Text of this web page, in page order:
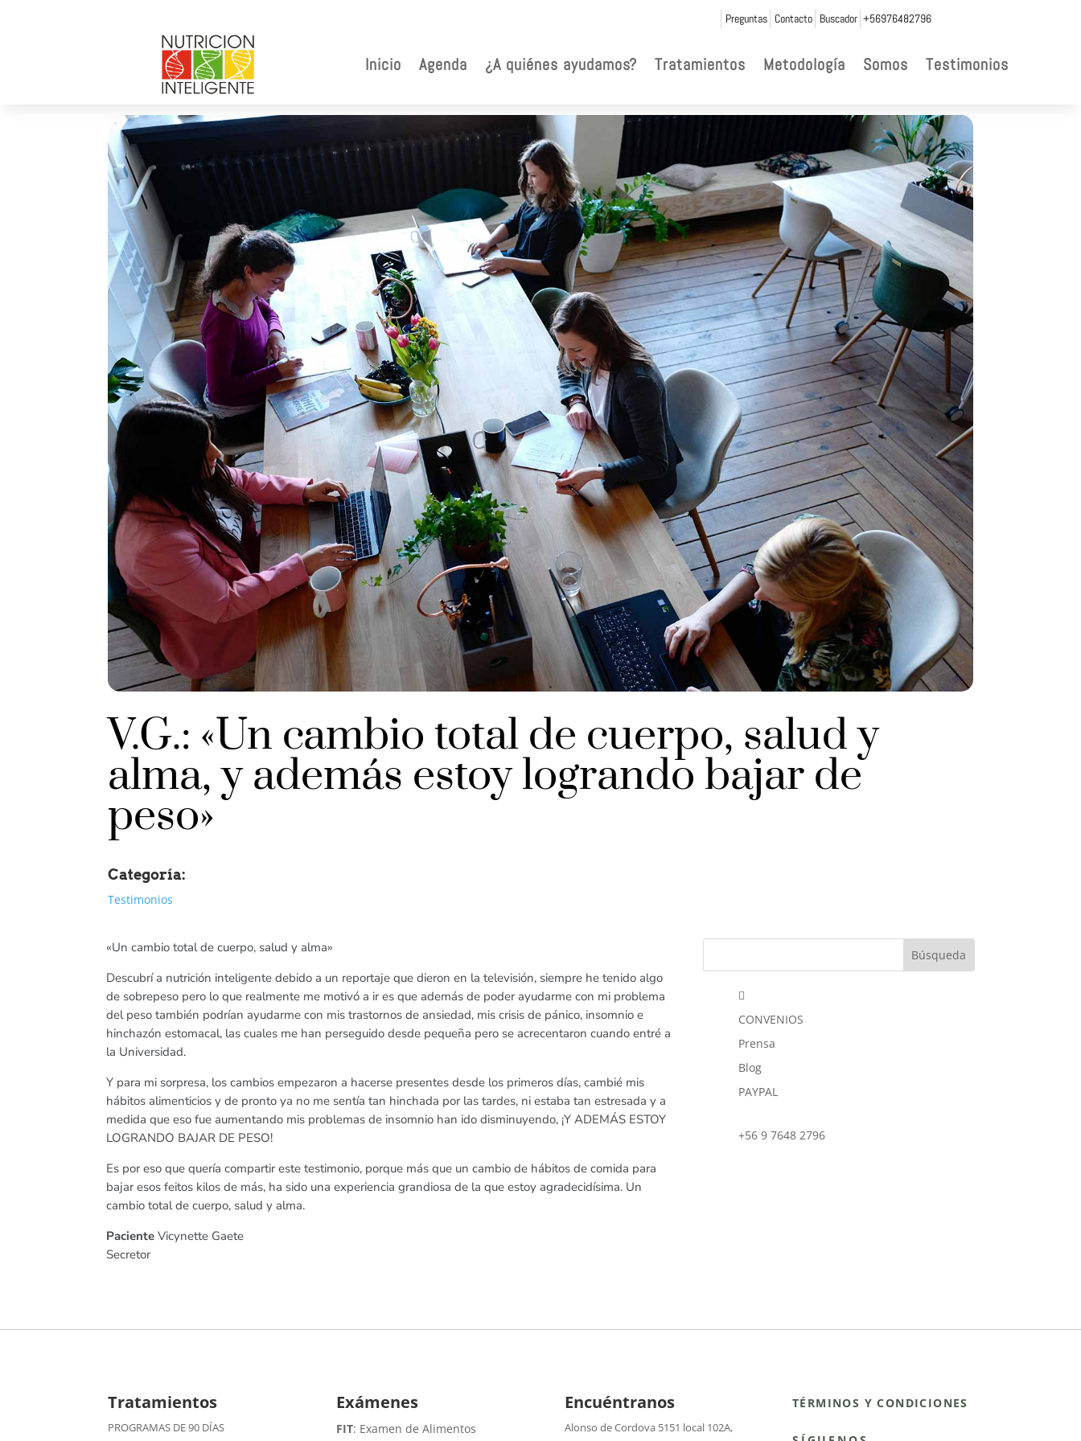
Preguntas Contacto Buscador +56976482796
Inicio Agenda ¿A quiénes ayudamos? Tratamientos Metodología Somos Testimonios
V.G.: «Un cambio total de cuerpo, salud y
alma, y además estoy logrando bajar de
peso»
Categoría:
Testimonios
«Un cambio total de cuerpo, salud y alma»
Descubrí a nutrición inteligente debido a un reportaje que dieron en la televisión, siempre he tenido algo
de sobrepeso pero lo que realmente me motivó a ir es que además de poder ayudarme con mi problema
del peso también podrían ayudarme con mis trastornos de ansiedad, mis crisis de pánico, insomnio e
hinchazón estomacal, las cuales me han perseguido desde pequeña pero se acrecentaron cuando entré a
la Universidad.
Y para mi sorpresa, los cambios empezaron a hacerse presentes desde los primeros días, cambié mis
hábitos alimenticios y de pronto ya no me sentía tan hinchada por las tardes, ni estaba tan estresada y a
medida que eso fue aumentando mis problemas de insomnio han ido disminuyendo, ¡Y ADEMÁS ESTOY
LOGRANDO BAJAR DE PESO!
Es por eso que quería compartir este testimonio, porque más que un cambio de hábitos de comida para
bajar esos feitos kilos de más, ha sido una experiencia grandiosa de la que estoy agradecidísima. Un
cambio total de cuerpo, salud y alma.
Paciente Vicynette Gaete
Secretor

CONVENIOS
Prensa
Blog
PAYPAL
+56 9 7648 2796
Tratamientos
PROGRAMAS DE 90 DÍAS
Exámenes
FIT: Examen de Alimentos
Encuéntranos
Alonso de Cordova 5151 local 102A,
TÉRMINOS Y CONDICIONES